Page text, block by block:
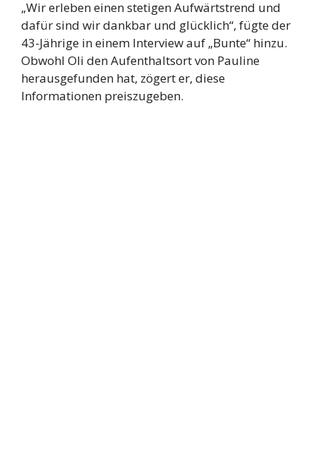
„Wir erleben einen stetigen Aufwärtstrend und
dafür sind wir dankbar und glücklich“, fügte der
43-Jährige in einem Interview auf „Bunte“ hinzu.
Obwohl Oli den Aufenthaltsort von Pauline
herausgefunden hat, zögert er, diese
Informationen preiszugeben.